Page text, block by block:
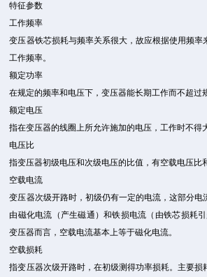
特征参数
工作频率
变压器铁芯损耗与频率关系很大，故应根据使用频率
工作频率。
额定功率
在规定的频率和电压下，变压器能长期工作而不超过
额定电压
指在变压器的线圈上所允许施加的电压，工作时不得
电压比
指变压器初级电压和次级电压的比值，有空载电压比
空载电流
变压器次级开路时，初级仍有一定的电流，这部分电
由磁化电流（产生磁通）和铁损电流（由铁芯损耗
变压器而言，空载电流基本上等于磁化电流。
空载损耗
指变压器次级开路时，在初级测得功率损耗。主要损